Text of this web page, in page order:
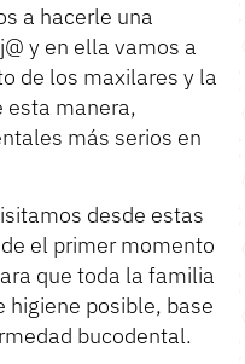
a hacerle una
y en ella vamos a
de los maxilares y la
esta manera,
más serios en
desde estas
el primer momento
que toda la familia
higiene posible, base
bucodental.